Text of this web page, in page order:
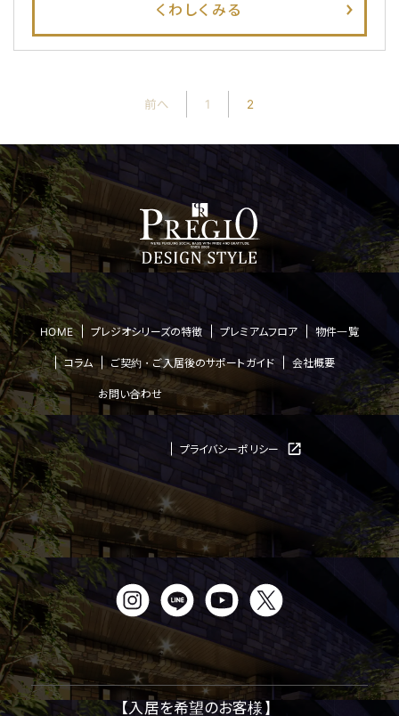
くわしくみる
前へ 1 2
HOME プレジオシリーズの特徴 プレミアムフロア 物件一覧
コラム ご契約・ご入居後のサポートガイド 会社概要
お問い合わせ
プライバシーポリシー
【入居を希望のお客様】